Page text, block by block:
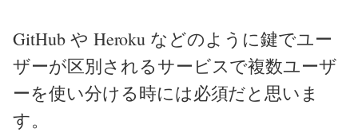
GitHub や Heroku などのように鍵でユー
ザーが区別されるサービスで複数ユーザ
ーを使い分ける時には必須だと思いま
す。